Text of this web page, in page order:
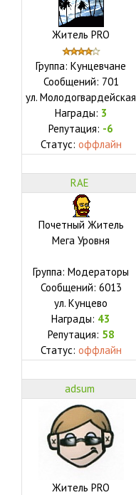
Житель PRO
Группа: Кунцевчане
Сообщений: 701
ул. Молодогвардейская
Награды: 3
Репутация: -6
Статус: оффлайн
RAE
Почетный Житель
Мега Уровня
Группа: Модераторы
Сообщений: 6013
ул. Кунцево
Награды: 43
Репутация: 58
Статус: оффлайн
adsum
Житель PRO